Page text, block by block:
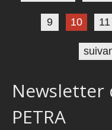
9 10 11
Newsletter
PETRA